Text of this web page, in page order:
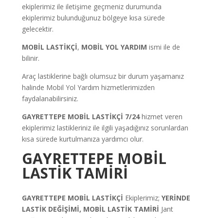
ekiplerimiz ile iletişime geçmeniz durumunda
ekiplerimiz bulunduğunuz bölgeye kısa sürede
gelecektir.
MOBİL LASTİKÇİ, MOBİL YOL YARDIM ismi ile de
bilinir.
Araç lastiklerine bağlı olumsuz bir durum yaşamanız
halinde Mobil Yol Yardım hizmetlerimizden
faydalanabilirsiniz.
GAYRETTEPE MOBİL LASTİKÇİ 7/24hizmet veren
ekiplerimiz lastikleriniz ile ilgili yaşadığınız sorunlardan
kısa sürede kurtulmanıza yardımcı olur.
GAYRETTEPE MOBİL
LASTİK TAMİRİ
GAYRETTEPE MOBİL LASTİKÇİ Ekiplerimiz; YERİNDE
LASTİK DEĞİŞİMİ, MOBİL LASTİK TAMİRİ Jant